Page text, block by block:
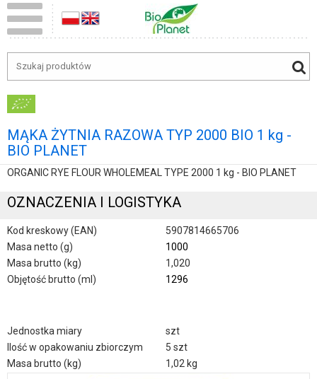
MĄKA ŻYTNIA RAZOWA TYP 2000 BIO 1 kg -
BIO PLANET
ORGANIC RYE FLOUR WHOLEMEAL TYPE 2000 1 kg - BIO PLANET
OZNACZENIA I LOGISTYKA
Kod kreskowy (EAN)
5907814665706
Masa netto (g)
1000
Masa brutto (kg)
1,020
Objętość brutto (ml)
1296
Jednostka miary
szt
Ilość w opakowaniu zbiorczym
5 szt
Masa brutto (kg)
1,02 kg